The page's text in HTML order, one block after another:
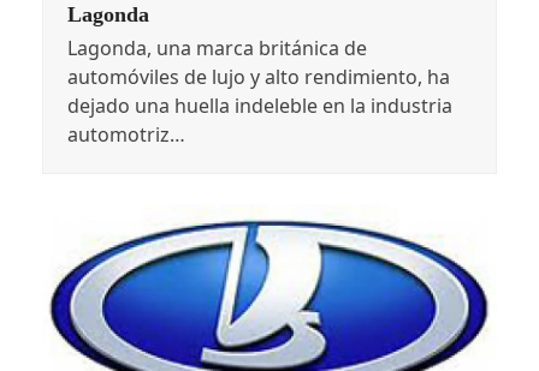
Lagonda
Lagonda, una marca británica de
automóviles de lujo y alto rendimiento, ha
dejado una huella indeleble en la industria
automotriz…